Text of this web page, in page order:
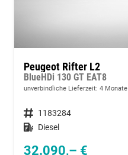
Peugeot Rifter L2
BlueHDi 130 GT EAT8
unverbindliche Lieferzeit: 4 Monate
Fahrzeugnummer 1183284
Kraftstoff Diesel
32.090,– €